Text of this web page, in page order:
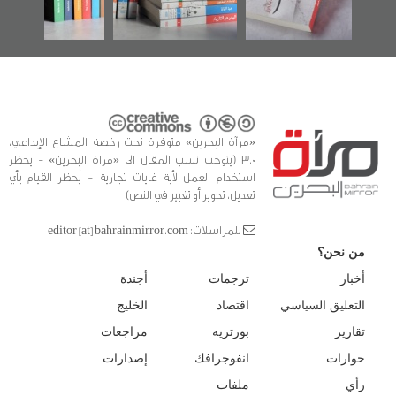
«مرآة البحرين» متوفرة تحت رخصة المشاع الإبداعي،
3.0 (يتوجب نسب المقال الى «مراة البحرين» - يحظر
استخدام العمل لأية غايات تجارية - يُحظر القيام بأي
تعديل، تحوير أو تغيير في النص)
للمراسلات: editor [at] bahrainmirror.com
من نحن؟
أخبار
التعليق السياسي
تقارير
حوارات
رأي
ترجمات
اقتصاد
بورتريه
انفوجرافك
ملفات
أجندة
الخليج
مراجعات
إصدارات